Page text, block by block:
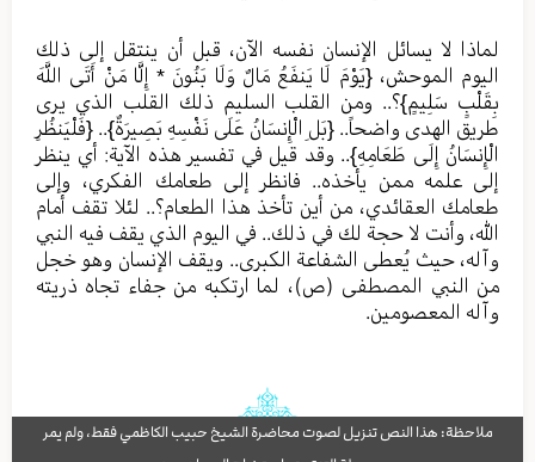
لماذا لا يسائل الإنسان نفسه الآن، قبل أن ينتقل إلى ذلك
اليوم الموحش، {يَوْمَ لَا يَنفَعُ مَالٌ وَلَا بَنُونَ * إِلَّا مَنْ أَتَى اللَّهَ
بِقَلْبٍ سَلِيمٍ}؟.. ومن القلب السليم ذلك القلب الذي يرى
طريق الهدى واضحاً.. {بَلِ الْإِنسَانُ عَلَى نَفْسِهِ بَصِيرَةٌ}.. {فَلْيَنظُرِ
الْإِنسَانُ إِلَى طَعَامِهِ}.. وقد قيل في تفسير هذه الآية: أي ينظر
إلى علمه ممن يأخذه.. فانظر إلى طعامك الفكري، وإلى
طعامك العقائدي، من أين تأخذ هذا الطعام؟.. لئلا تقف أمام
الله، وأنت لا حجة لك في ذلك.. في اليوم الذي يقف فيه النبي
وآله، حيث يُعطى الشفاعة الكبرى.. ويقف الإنسان وهو خجل
من النبي المصطفى (ص)، لما ارتكبه من جفاء تجاه ذريته
وآله المعصومين.
ملاحظة: هذا النص تنزيل لصوت محاضرة الشيخ حبيب الكاظمي فقط، ولم يمر